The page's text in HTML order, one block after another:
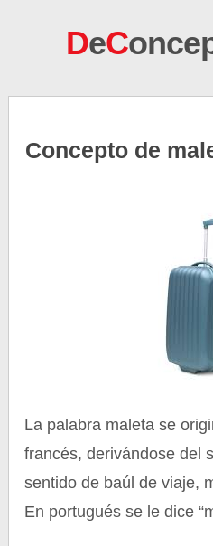
DeC
Concepto de
La palabra maleta se
francés, derivándose del
sentido de baúl de viaje,
En portugués se le dice